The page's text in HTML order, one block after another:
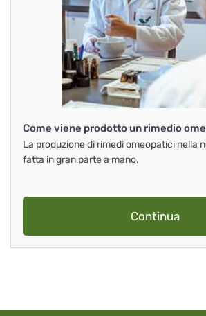
Come viene prodotto un rimedio
La produzione di rimedi omeopatici nella
fatta in gran parte a mano.
Continua